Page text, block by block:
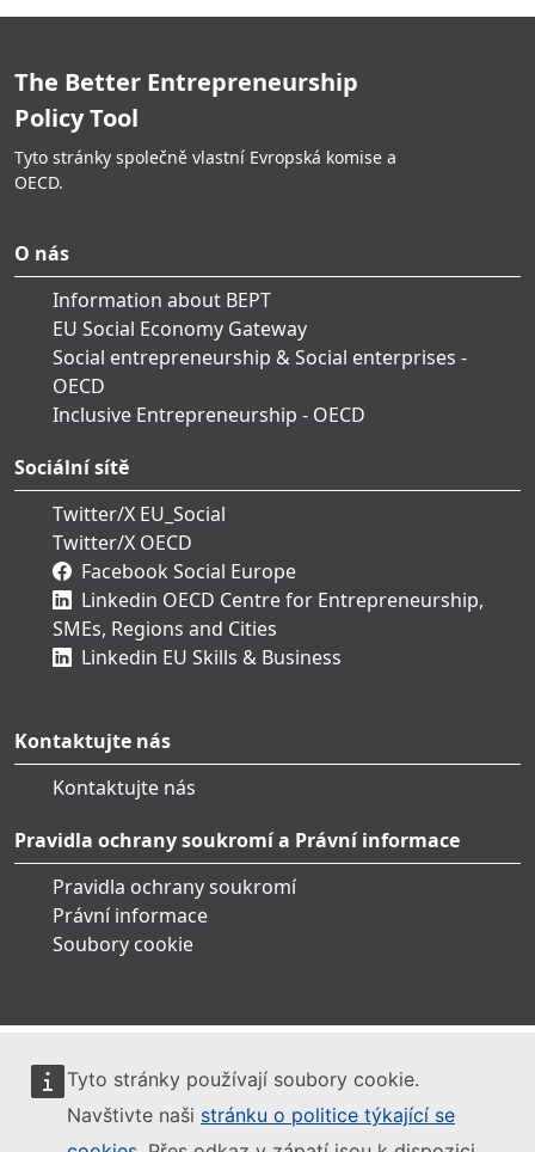
Tyto stránky používají soubory cookie.
Navštivte naši stránku o politice týkající se
The Better Entrepreneurship
Policy Tool
Tyto stránky společně vlastní Evropská komise a
OECD.
O nás
Information about BEPT
EU Social Economy Gateway
Social entrepreneurship & Social enterprises -
OECD
Inclusive Entrepreneurship - OECD
Sociální sítě
Twitter/X EU_Social
Twitter/X OECD
Facebook Social Europe
Linkedin OECD Centre for Entrepreneurship,
SMEs, Regions and Cities
Linkedin EU Skills & Business
Kontaktujte nás
Kontaktujte nás
Pravidla ochrany soukromí a Právní informace
Pravidla ochrany soukromí
Právní informace
Soubory cookie